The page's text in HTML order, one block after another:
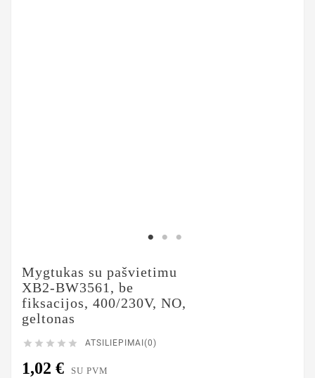
Mygtukas su pašvietimu
XB2-BW3561, be
fiksacijos, 400/230V, NO,
geltonas
     ATSILIEPIMAI(0)
1,02 € SU PVM